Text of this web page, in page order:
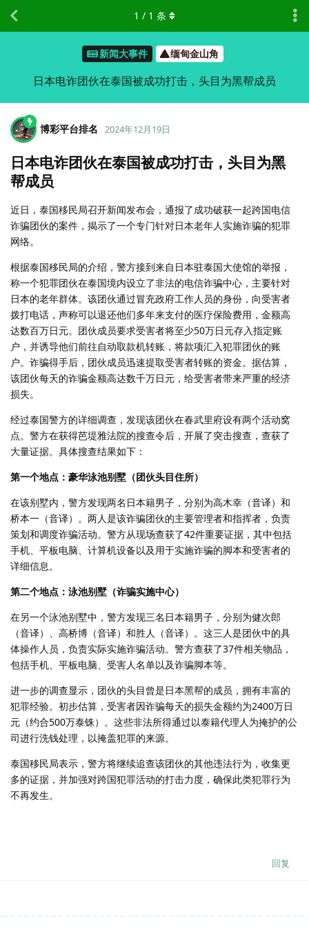
新闻大事件 缅甸金山角
日本电诈团伙在泰国被成功打击，头目为黑帮成员
1 / 1 条
博彩平台排名 2024年12月19日
日本电诈团伙在泰国被成功打击，头目为黑
帮成员
近日，泰国移民局召开新闻发布会，通报了成功破获一起跨国电信
诈骗团伙的案件，揭示了一个专门针对日本老年人实施诈骗的犯罪
网络。
根据泰国移民局的介绍，警方接到来自日本驻泰国大使馆的举报，
称一个犯罪团伙在泰国境内设立了非法的电信诈骗中心，主要针对
日本的老年群体。该团伙通过冒充政府工作人员的身份，向受害者
拨打电话，声称可以退还他们多年来支付的医疗保险费用，金额高
达数百万日元。团伙成员要求受害者将至少50万日元存入指定账
户，并诱导他们前往自动取款机转账，将款项汇入犯罪团伙的账
户。诈骗得手后，团伙成员迅速提取受害者转账的资金。据估算，
该团伙每天的诈骗金额高达数千万日元，给受害者带来严重的经济
损失。
经过泰国警方的详细调查，发现该团伙在春武里府设有两个活动窝
点。警方在获得芭堤雅法院的搜查令后，开展了突击搜查，查获了
大量证据。具体搜查结果如下：
第一个地点：豪华泳池别墅（团伙头目住所）
在该别墅内，警方发现两名日本籍男子，分别为高木幸（音译）和
桥本一（音译）。两人是该诈骗团伙的主要管理者和指挥者，负责
策划和调度诈骗活动。警方从现场查获了42件重要证据，其中包括
手机、平板电脑、计算机设备以及用于实施诈骗的脚本和受害者的
详细信息。
第二个地点：泳池别墅（诈骗实施中心）
在另一个泳池别墅中，警方发现三名日本籍男子，分别为健次郎
（音译）、高桥博（音译）和胜人（音译）。这三人是团伙中的具
体操作人员，负责实际实施诈骗活动。警方查获了37件相关物品，
包括手机、平板电脑、受害人名单以及诈骗脚本等。
进一步的调查显示，团伙的头目曾是日本黑帮的成员，拥有丰富的
犯罪经验。初步估算，受害者因诈骗每天的损失金额约为2400万日
元（约合500万泰铢）。这些非法所得通过以泰籍代理人为掩护的公
司进行洗钱处理，以掩盖犯罪的来源。
泰国移民局表示，警方将继续追查该团伙的其他违法行为，收集更
多的证据，并加强对跨国犯罪活动的打击力度，确保此类犯罪行为
不再发生。
回复